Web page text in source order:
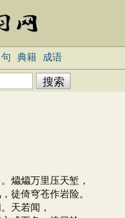
典籍 成语
爞爞万里压天堑，
徒倚穹苍作岩险。
天若闻，